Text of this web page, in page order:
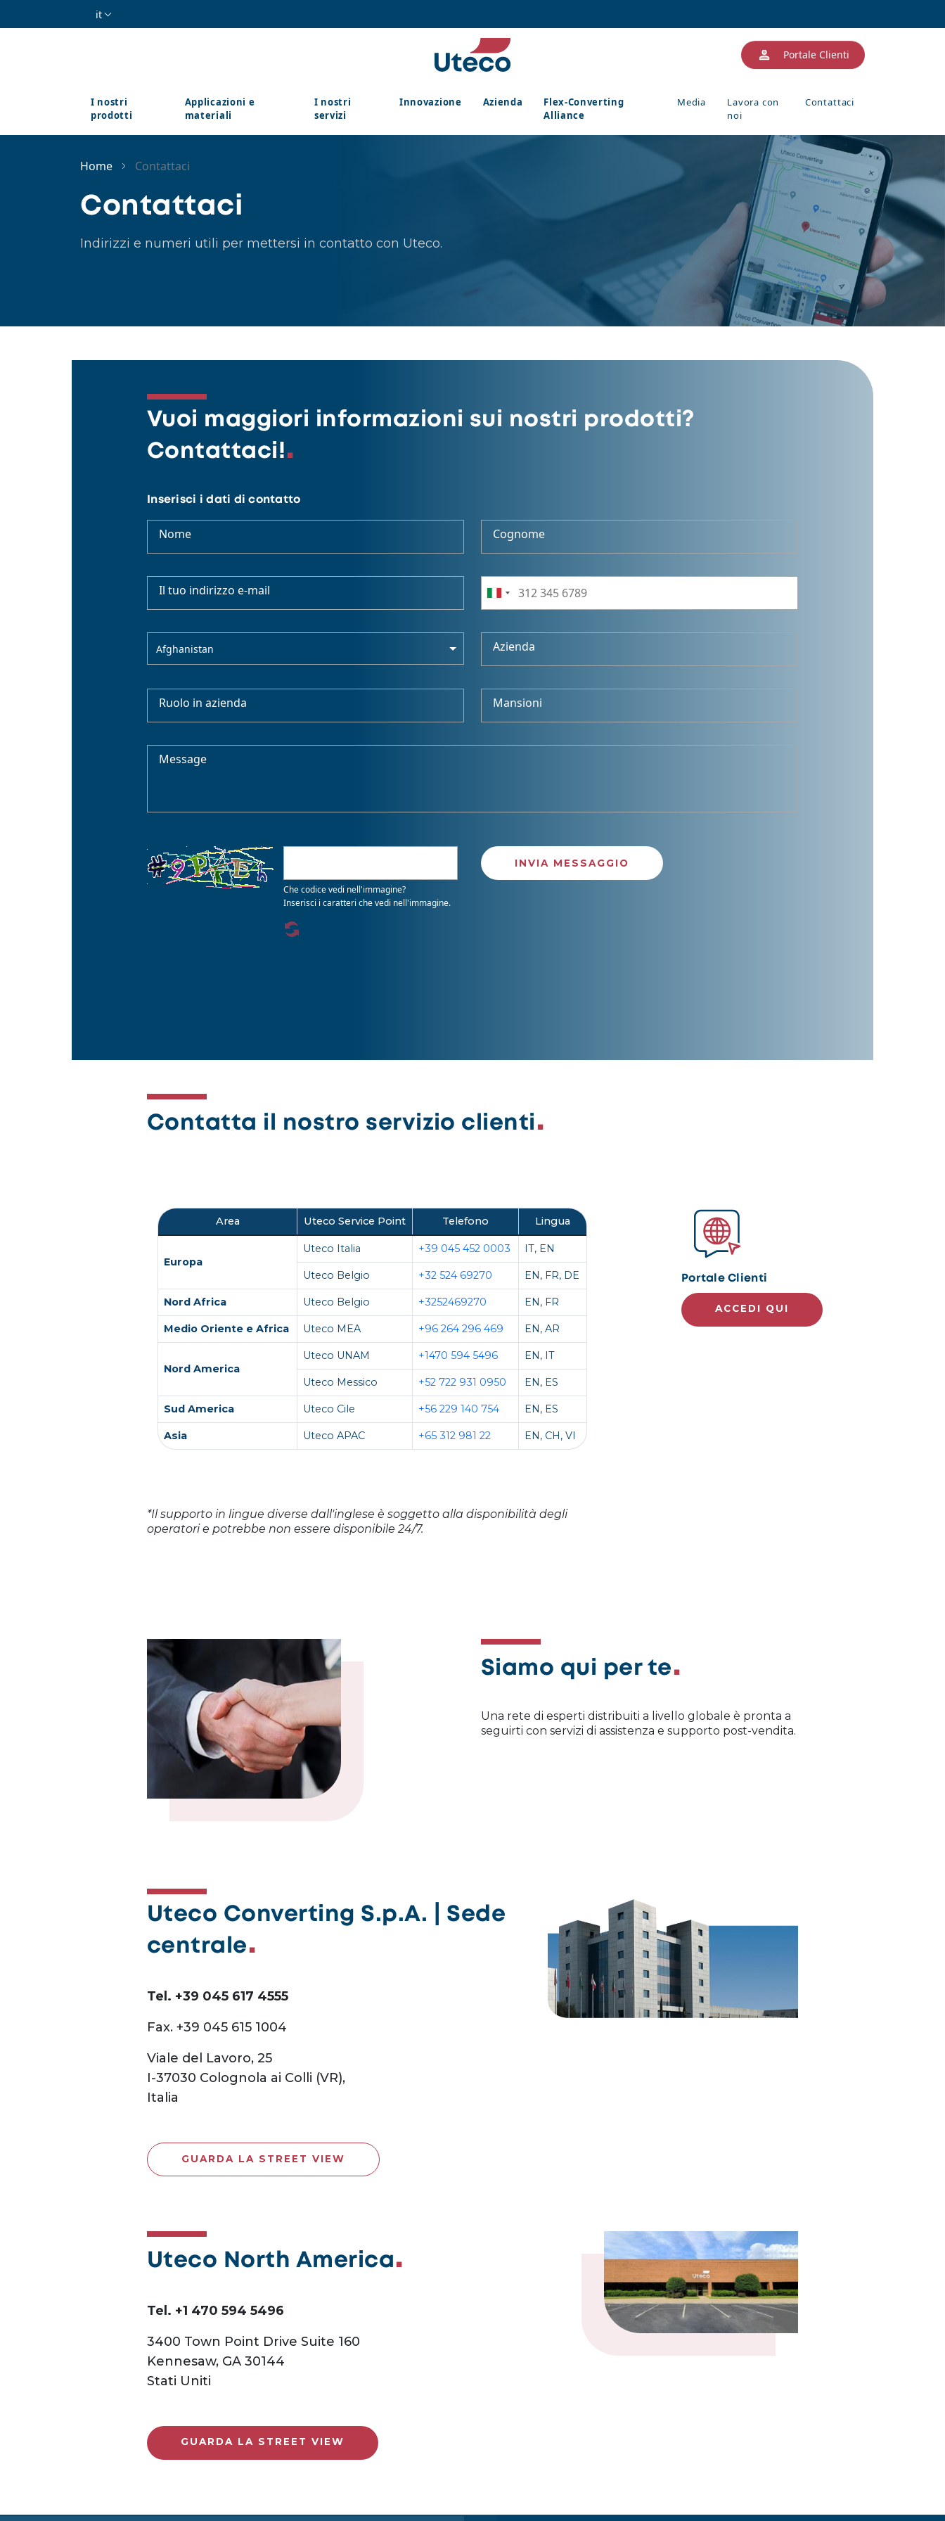
Salta al contenuto principale
it
Portale Clienti
I nostri
prodotti
Applicazioni e
materiali
I nostri
servizi
Innovazione Azienda
Flex-Converting
Alliance
Media
Lavora con
noi
Contattaci
Home Contattaci
Contattaci
Indirizzi e numeri utili per mettersi in contatto con Uteco.
Vuoi maggiori informazioni sui nostri prodotti?
Contattaci!
Inserisci i dati di contatto
Nome Cognome
Il tuo indirizzo e-mail
Afghanistan Azienda
Ruolo in azienda Mansioni
Message
Che codice vedi nell'immagine?
Inserisci i caratteri che vedi nell'immagine.
Contatta il nostro servizio clienti
Area Uteco Service Point Telefono Lingua
Europa
Uteco Italia +39 045 452 0003 IT, EN
Uteco Belgio +32 524 69270 EN, FR, DE
Nord Africa Uteco Belgio +3252469270 EN, FR
Medio Oriente e Africa Uteco MEA +96 264 296 469 EN, AR
Nord America
Uteco UNAM +1470 594 5496 EN, IT
Uteco Messico +52 722 931 0950 EN, ES
Sud America Uteco Cile +56 229 140 754 EN, ES
Asia Uteco APAC +65 312 981 22 EN, CH, VI
*Il supporto in lingue diverse dall'inglese è soggetto alla disponibilità degli
operatori e potrebbe non essere disponibile 24/7.
Portale Clienti
ACCEDI QUI
Siamo qui per te
Una rete di esperti distribuiti a livello globale è pronta a
seguirti con servizi di assistenza e supporto post-vendita.
Uteco Converting S.p.A. | Sede
centrale
Tel. +39 045 617 4555
Fax. +39 045 615 1004
Viale del Lavoro, 25
I-37030 Colognola ai Colli (VR),
Italia
GUARDA LA STREET VIEW
Uteco North America
Tel. +1 470 594 5496
3400 Town Point Drive Suite 160
Kennesaw, GA 30144
Stati Uniti
GUARDA LA STREET VIEW